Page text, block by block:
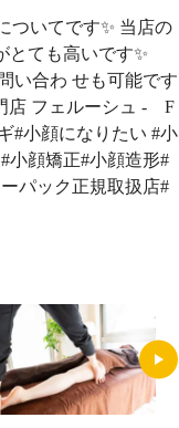
ついてです✨ 当店の
とても高いです✨
い合わ せも可能です
店 フェルーシュ - F
#小顔になりたい #小
小顔矯正#小顔造形#
パック正規取扱店#